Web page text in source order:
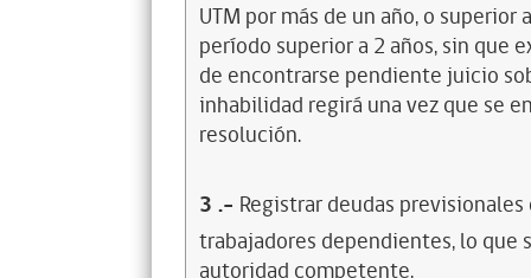
UTM por más de un año, o
período superior a 2 años, sin que
de encontrarse pendiente juicio
inhabilidad regirá una vez que se
resolución.
3 .- Registrar deudas
trabajadores dependientes, lo
autoridad competente.